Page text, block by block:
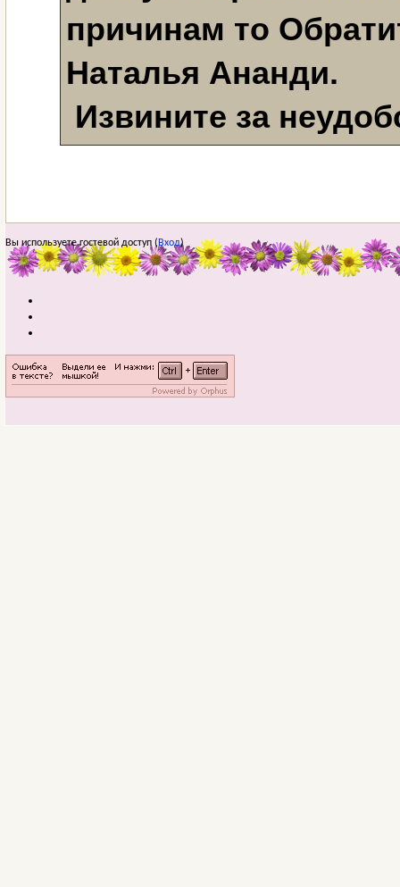
причинам то
Наталья Ананди.
Извините за
Вы используете гостевой доступ ( Вход)